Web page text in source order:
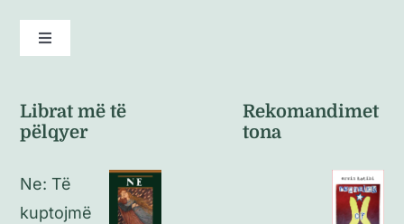
Toggle
Politikat e kthimeve
Politikat e privatësisë
Librat më të
pëlqyer
Ne: Të
kuptojmë
Rekomandimet
tona